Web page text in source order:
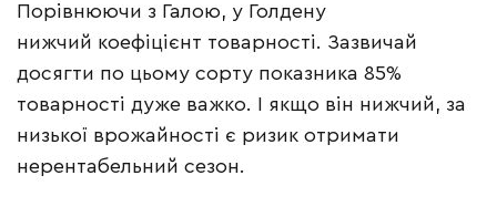
Порівнюючи з Галою, у Голдену
нижчий коефіцієнт товарності. Зазвичай
досягти по цьому сорту показника 85%
товарності дуже важко. І якщо він нижчий, за
низької врожайності є ризик отримати
нерентабельний сезон.